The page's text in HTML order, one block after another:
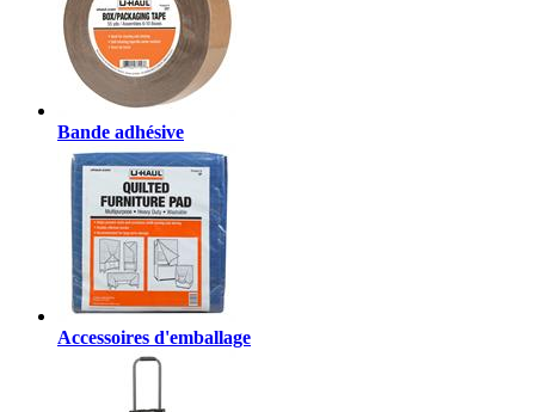
Bande adhésive
Accessoires d'emballage